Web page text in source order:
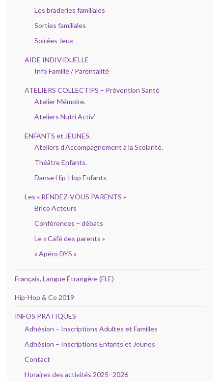
Les braderies familiales
Sorties familiales
Soirées Jeux
AIDE INDIVIDUELLE
Info Famille / Parentalité
ATELIERS COLLECTIFS – Prévention Santé
Atelier Mémoire.
Ateliers Nutri Activ’
ENFANTS et JEUNES.
Ateliers d’Accompagnement à la Scolarité.
Théâtre Enfants.
Danse Hip-Hop Enfants
Les « RENDEZ-VOUS PARENTS »
Brico Acteurs
Conférences – débats
Le « Café des parents »
« Apéro DYS »
Français, Langue Étrangère (FLE)
Hip-Hop & Co 2019
INFOS PRATIQUES
Adhésion – Inscriptions Adultes et Familles
Adhésion – Inscriptions Enfants et Jeunes
Contact
Horaires des activités 2025- 2026